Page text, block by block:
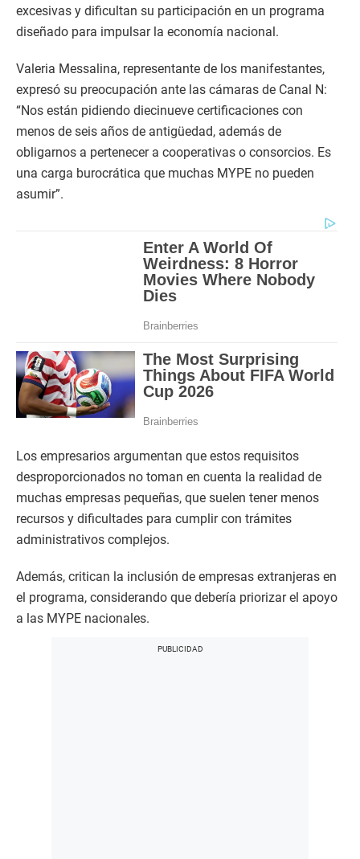
excesivas y dificultan su participación en un programa
diseñado para impulsar la economía nacional.
Valeria Messalina, representante de los manifestantes,
expresó su preocupación ante las cámaras de Canal N:
“Nos están pidiendo diecinueve certificaciones con
menos de seis años de antigüedad, además de
obligarnos a pertenecer a cooperativas o consorcios. Es
una carga burocrática que muchas MYPE no pueden
asumir”.
Los empresarios argumentan que estos requisitos
desproporcionados no toman en cuenta la realidad de
muchas empresas pequeñas, que suelen tener menos
recursos y dificultades para cumplir con trámites
administrativos complejos.
Además, critican la inclusión de empresas extranjeras en
el programa, considerando que debería priorizar el apoyo
a las MYPE nacionales.